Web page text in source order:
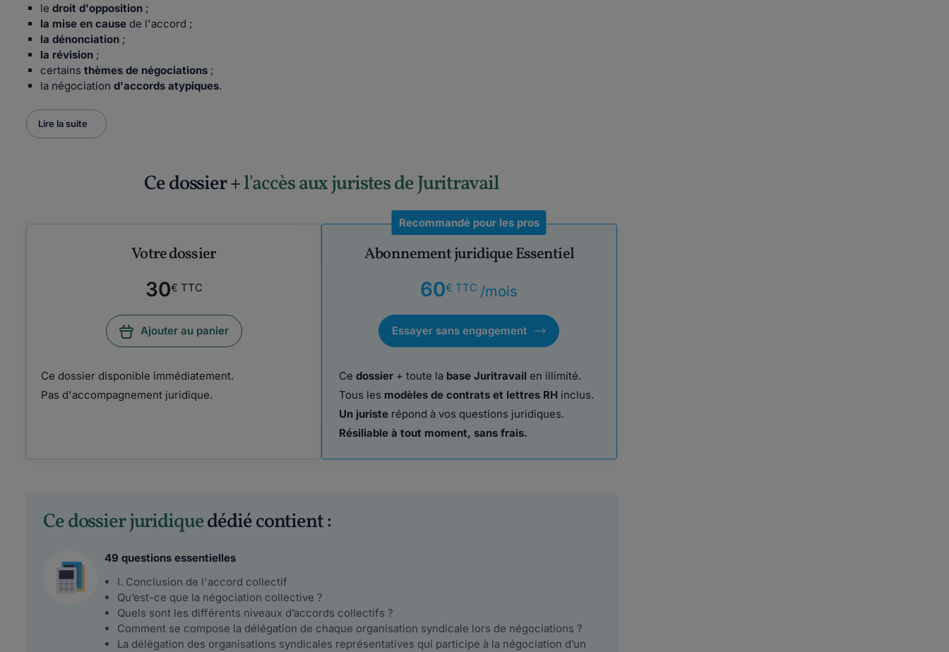
le droit d'opposition ;
la mise en cause de l'accord ;
la dénonciation ;
la révision ;
certains thèmes de négociations ;
la négociation d'accords atypiques.
Lire la suite
Ce dossier +l'accès aux juristes de Juritravail
Votre dossier
30€ TTC
Ajouter au panier
Ce dossier disponible immédiatement.
Pas d'accompagnement juridique.
Recommandé pour les pros
Abonnement juridique Essentiel
60€ TTC /mois
Essayer sans engagement
Cedossier + toute la base Juritravail en illimité.
Tous les modèles de contrats et lettres RH inclus.
Un juriste répond à vos questions juridiques.
Résiliable à tout moment, sans frais.
Ce dossier juridiquedédié contient :
49 questions essentielles
I. Conclusion de l'accord collectif
Qu’est-ce que la négociation collective ?
Quels sont les différents niveaux d’accords collectifs ?
Comment se compose la délégation de chaque organisation syndicale lors de négociations ?
La délégation des organisations syndicales représentatives qui participe à la négociation d’un